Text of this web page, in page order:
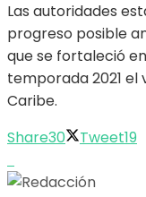
Las autoridades
progreso posible
que se fortaleció
temporada 2021 el
Caribe.
Share30 Tweet19